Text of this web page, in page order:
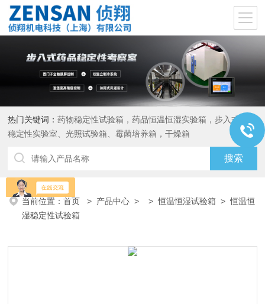
热门关键词：药物稳定性试验箱，药品恒温恒湿实验箱，步入式药品
稳定性实验室、光照试验箱、霉菌培养箱，干燥箱
当前位置：首页 > 产品中心 > >恒温恒湿试验箱 > 恒温恒
湿稳定性试验箱